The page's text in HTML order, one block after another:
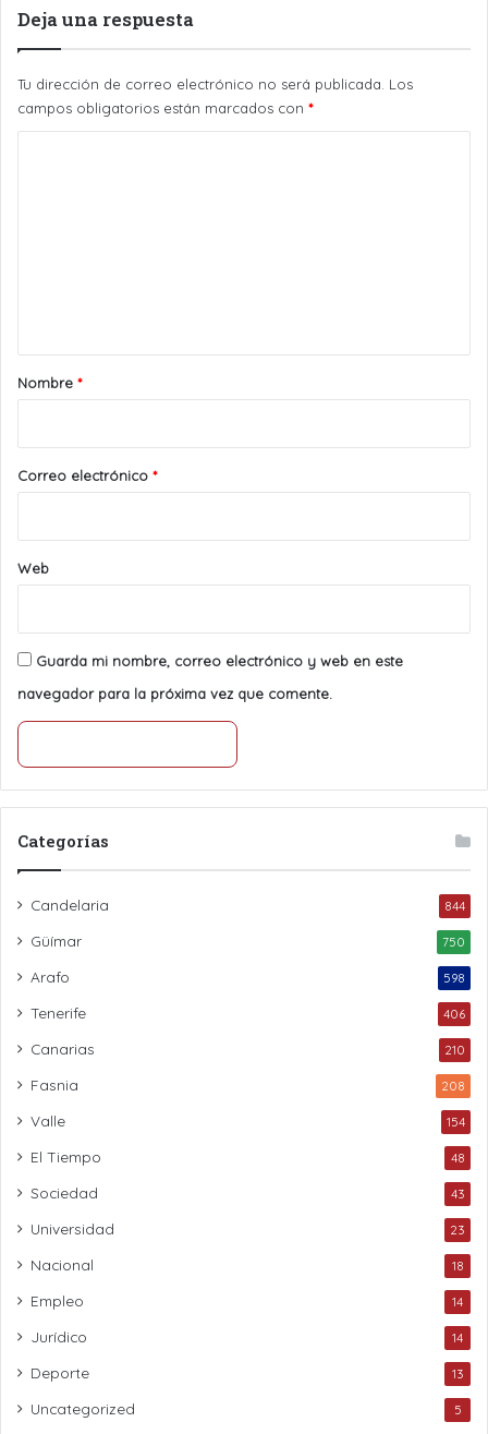
Deja una respuesta
Tu dirección de correo electrónico no será publicada. Los
campos obligatorios están marcados con *
r
*
Nombre *
Correo electrónico *
Web
Guarda mi nombre, correo electrónico y web en este
navegador para la próxima vez que comente.
Categorías
Candelaria 844
Güímar 750
Arafo 598
Tenerife 406
Canarias 210
Fasnia 208
Valle 154
El Tiempo 48
Sociedad 43
Universidad 23
Nacional 18
Empleo 14
Jurídico 14
Deporte 13
Uncategorized 5